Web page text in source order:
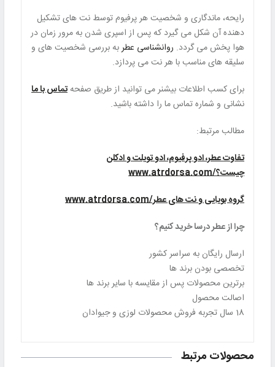
رایحه، ماندگاری و شخصیت هر پرفیوم توسط نت های تشکیل
دهنده آن شکل می گیرد که پس از اسپری شدن به مرور زمان در
هوا پخش می گردد. روانشناسی عطربه بررسی شخصیت های و
سلیقه های مناسب با هر نت می پردازد.
برای کسب اطلاعات بیشنر می توانید از طریق صفحهتماس با ما
نشانی و شماره تماس ما را داشته باشید.
مطالب مرتبط:
تفاوت عطر، ادو پرفیوم، ادو تویلت و ادکلن
چیست؟/www.atrdorsa.com
گروه بویایی و نت های عطر/www.atrdorsa.com
چرا از عطر درسا خرید کنیم؟
ارسال رایگان به سراسر کشور
تخصصی بودن برند ها
برترین محصولات پس از مقایسه با سایر برند ها
اصالت محصول
18 سال تجربه فروش محصولات لوزی و جیوادان
محصولات مرتبط